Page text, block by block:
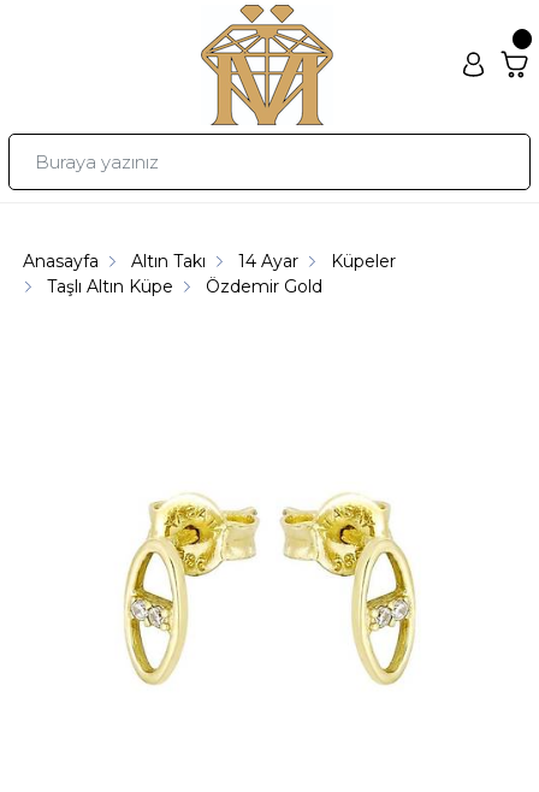
Anasayfa Altın Takı 14 Ayar
Küpeler
Taşlı Altın Küpe
Özdemir Gold